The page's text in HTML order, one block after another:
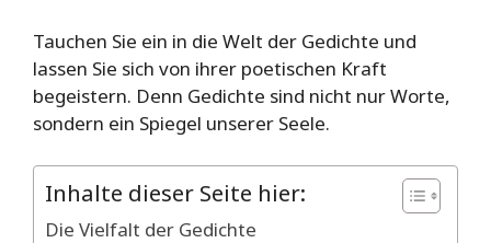
Tauchen Sie ein in die Welt der Gedichte und
lassen Sie sich von ihrer poetischen Kraft
begeistern. Denn Gedichte sind nicht nur Worte,
sondern ein Spiegel unserer Seele.
Inhalte dieser Seite hier:
Die Vielfalt der Gedichte